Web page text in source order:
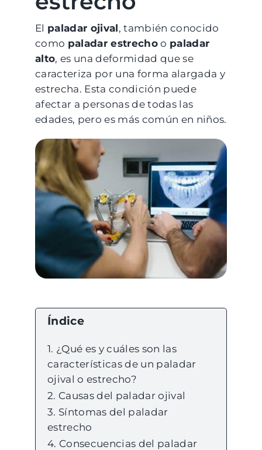
equipo
Consejos
1ª Visita Gratuita
El paladar ojival, también conocido
como paladar estrecho o paladar
alto, es una deformidad que se
caracteriza por una forma alargada y
estrecha. Esta condición puede
afectar a personas de todas las
edades, pero es más común en niños.
Índice
¿Qué es y cuáles son las
características de un paladar
ojival o estrecho?
Causas del paladar ojival
Síntomas del paladar
estrecho
Consecuencias del paladar